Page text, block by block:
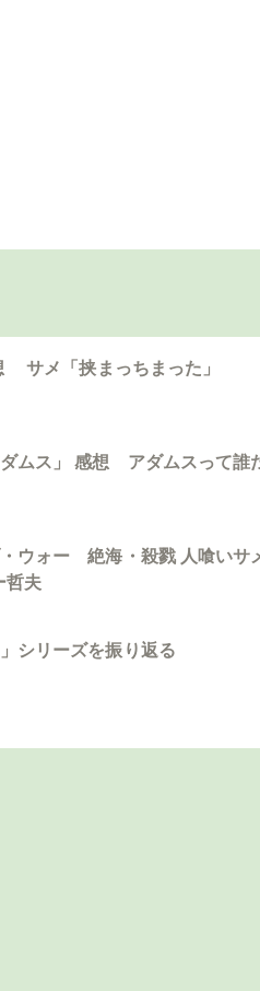
サメ「挟まっちまった」
ダムス」 感想 アダムスって誰
・ウォー 絶海・殺戮 人喰い
哲夫
シリーズを振り返る